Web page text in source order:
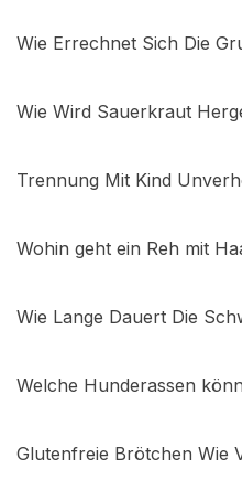
Wie Errechnet Sich Die
Wie Wird Sauerkraut
Trennung Mit Kind
Wohin geht ein Reh mit
Wie Lange Dauert Die
Welche Hunderassen
Glutenfreie Brötchen Wie